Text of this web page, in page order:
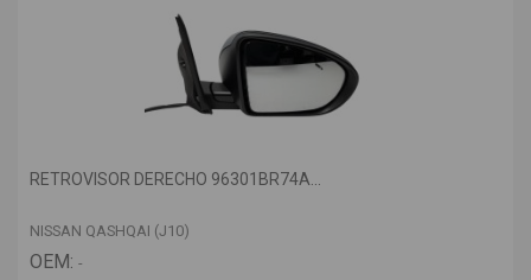
RETROVISOR DERECHO 96301BR74A...
NISSAN QASHQAI (J10)
OEM: -